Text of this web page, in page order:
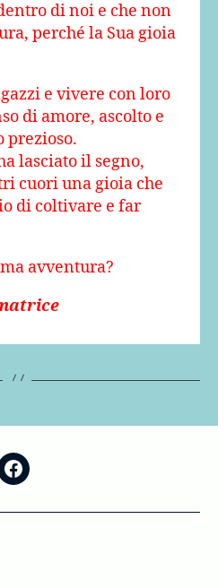
di noi e che non
perché la Sua gioia
e vivere con loro
di amore, ascolto e
prezioso.
lasciato il segno,
cuori una gioia che
di coltivare e far
avventura?
Scuola